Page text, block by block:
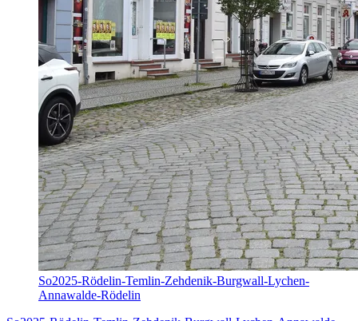
So2025-Rödelin-Temlin-Zehdenik-Burgwall-Lychen-
Annawalde-Rödelin